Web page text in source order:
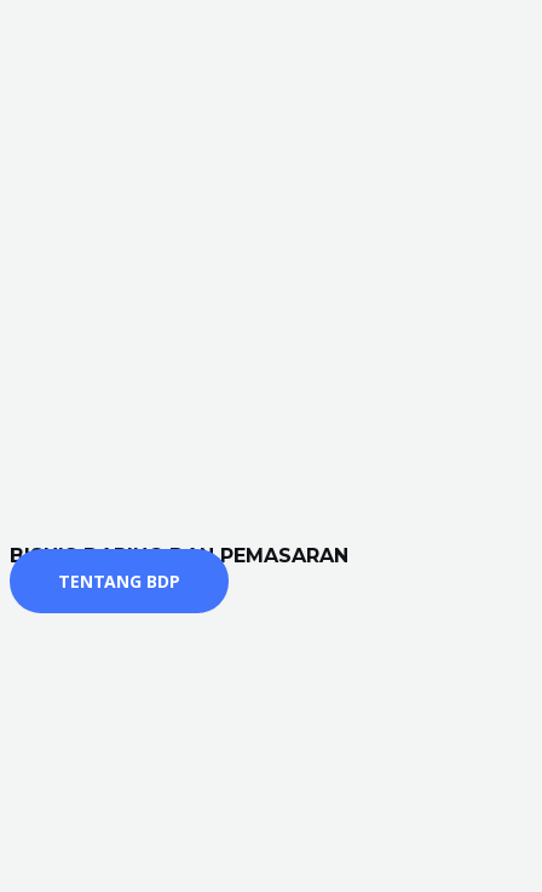
BISNIS DARING DAN PEMASARAN
TENTANG BDP